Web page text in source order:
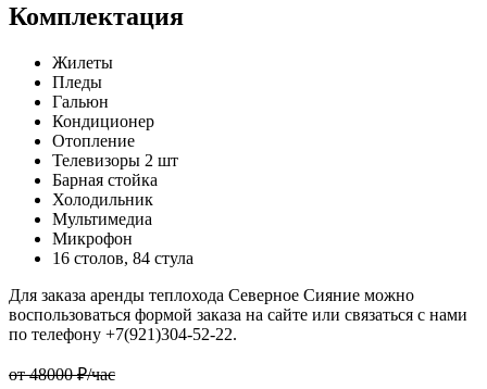
Комплектация
Жилеты
Пледы
Гальюн
Кондиционер
Отопление
Телевизоры 2 шт
Барная стойка
Холодильник
Мультимедиа
Микрофон
16 столов, 84 стула
Для заказа аренды теплохода Северное Сияние можно
воспользоваться формой заказа на сайте или связаться с нами
по телефону +7(921)304-52-22.
от 48000 ₽/час